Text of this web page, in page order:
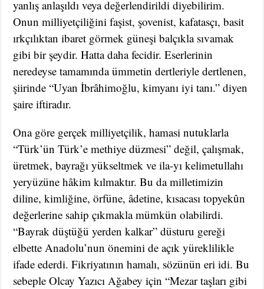
yanlış anlaşıldı veya değerlendirildi diyebilirim.
Onun milliyetçiliğini faşist, şovenist, kafatasçı, basit
ırkçılıktan ibaret görmek güneşi balçıkla sıvamak
gibi bir şeydir. Hatta daha fecidir. Eserlerinin
neredeyse tamamında ümmetin dertleriyle dertlenen,
şiirinde “Uyan İbrâhimoğlu, kimyanı iyi tanı.” diyen
şaire iftiradır.
Ona göre gerçek milliyetçilik, hamasi nutuklarla
“Türk’ün Türk’e methiye düzmesi” değil, çalışmak,
üretmek, bayrağı yükseltmek ve ila-yı kelimetullahı
yeryüzüne hâkim kılmaktır. Bu da milletimizin
diline, kimliğine, örfüne, âdetine, kısacası topyekûn
değerlerine sahip çıkmakla mümkün olabilirdi.
“Bayrak düştüğü yerden kalkar” düsturu gereği
elbette Anadolu’nun önemini de açık yüreklilikle
ifade ederdi. Fikriyatının hamalı, sözünün eri idi. Bu
sebeple Olcay Yazıcı Ağabey için “Mezar taşları gibi